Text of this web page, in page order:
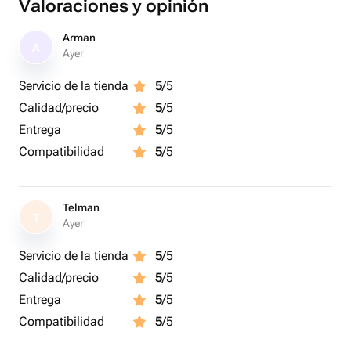
Valoraciones y opinión
Arman
Ayer
Servicio de la tienda 5/5
Calidad/precio
5/5
Entrega
5/5
Compatibilidad
5/5
T
Telman
Ayer
Servicio de la tienda 5/5
Calidad/precio
5/5
Entrega
5/5
Compatibilidad
5/5